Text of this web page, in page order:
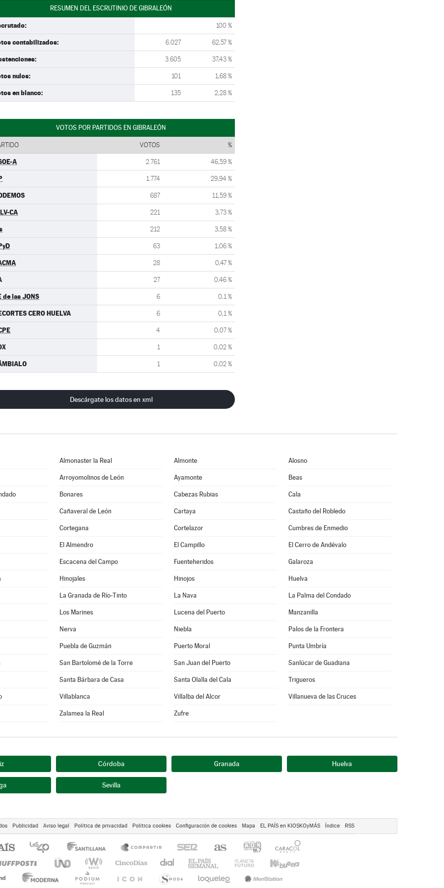
RESUMEN DEL ESCRUTINIO DE GIBRALEÓN
100 %
contabilizados: 6.027 62,57 %
3.605 37,43 %
nulos: 101 1,68 %
en blanco: 135 2,28 %
VOTOS POR PARTIDOS EN GIBRALEÓN
VOTOS %
A 2.761 46,59 %
1.774 29,94 %
687 11,59 %
CA 221 3,73 %
212 3,58 %
63 1,06 %
28 0,47 %
27 0,46 %
de las JONS 6 0,1 %
CERO HUELVA 6 0,1 %
4 0,07 %
1 0,02 %
1 0,02 %
Descárgate los datos en xml
Almonaster la Real Almonte Alosno
Arroyomolinos de León Ayamonte Beas
Bonares Cabezas Rubias Cala
Cañaveral de León Cartaya Castaño del Robledo
Cortegana Cortelazor Cumbres de Enmedio
El Almendro El Campillo El Cerro de Andévalo
Escacena del Campo Fuenteheridos Galaroza
Hinojales Hinojos Huelva
La Granada de Río-Tinto La Nava La Palma del Condado
Los Marines Lucena del Puerto Manzanilla
Nerva Niebla Palos de la Frontera
Puebla de Guzmán Puerto Moral Punta Umbría
San Bartolomé de la Torre San Juan del Puerto Sanlúcar de Guadiana
Santa Bárbara de Casa Santa Olalla del Cala Trigueros
Villablanca Villalba del Alcor Villanueva de las Cruces
Zalamea la Real Zufre
Córdoba Granada Huelva
Sevilla
Publicidad Aviso legal Política de privacidad Política cookies Configuración de cookies Mapa EL PAÍS en KIOSKOyMÁS Índice RSS